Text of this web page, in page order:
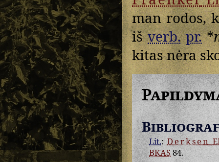
man rodos,
išverb. pr.*
kitas nėra
Lit.: Derksen
BKAS84.